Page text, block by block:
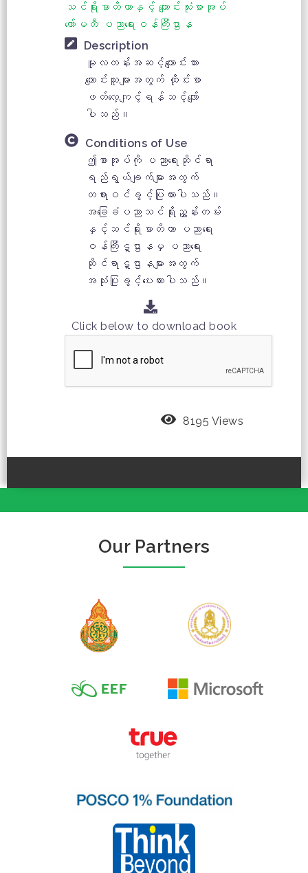
သင်ရိုးမာတိကာနှင့် ကျောင်းသုံးစာအုပ်
ကော်မတီ ပညာရေးဝန်ကြီးဌာန
Description
မူလတန်းအဆင့်ကျောင်းသား
ကျောင်းသူများအတွက် ထိုင်းစာ
ဖတ်လေ့ကျင့်ရန်သင့်လျော်
ပါသည်။
Conditions of Use
ဤစာအုပ်ကို ပညာရေးဆိုင်ရာ
ရည်ရွယ်ချက်များအတွက်
တရားဝင်ခွင့်ပြုထားပါသည်။
အခြေခံပညာသင်ရိုးညွှန်းတမ်း
နှင့်သင်ရိုးမာတိကာ ပညာရေး
ဝန်ကြီးဋ္ဌာနမှ ပညာရေး
ဆိုင်ရာဋ္ဌာနများအတွက်
အသုံးပြုခွင့်ပေးထားပါသည်။
Click below to download book
8195 Views
Our Partners